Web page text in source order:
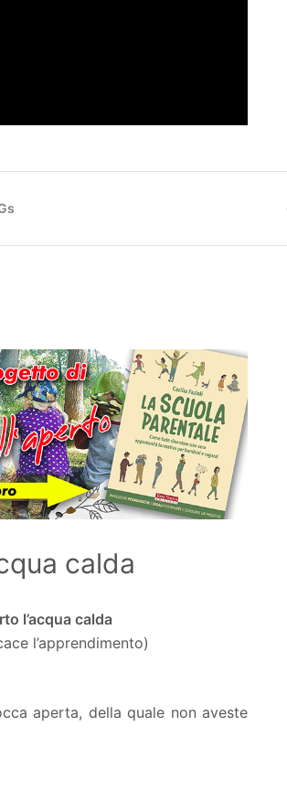
calda
l’acqua calda
l’apprendimento)
aperta, della quale non aveste